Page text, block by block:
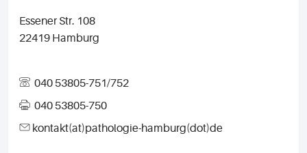
Essener Str. 108
22419 Hamburg
040 53805-751/752
040 53805-750
kontakt(at)pathologie-hamburg(dot)de